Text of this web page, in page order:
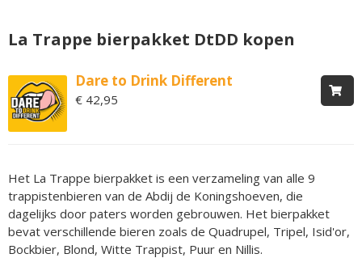
La Trappe bierpakket DtDD kopen
Dare to Drink Different
€ 42,95
Het La Trappe bierpakket is een verzameling van alle 9
trappistenbieren van de Abdij de Koningshoeven, die
dagelijks door paters worden gebrouwen. Het bierpakket
bevat verschillende bieren zoals de Quadrupel, Tripel, Isid'or,
Bockbier, Blond, Witte Trappist, Puur en Nillis.